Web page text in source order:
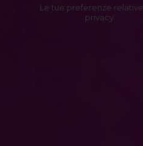
Le tue preferenze
privacy